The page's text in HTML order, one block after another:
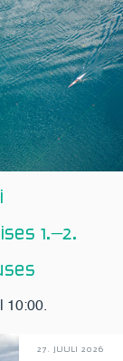
1.–2.
10:00.
27. JUULI 2026